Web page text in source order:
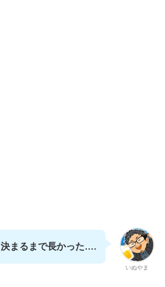
いぬやま
決まるまで長かった….